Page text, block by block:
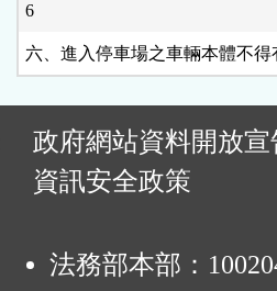
6
六、進入停車場之車輛本體不得
政府網站資料開放宣
資訊安全政策
法務部本部：